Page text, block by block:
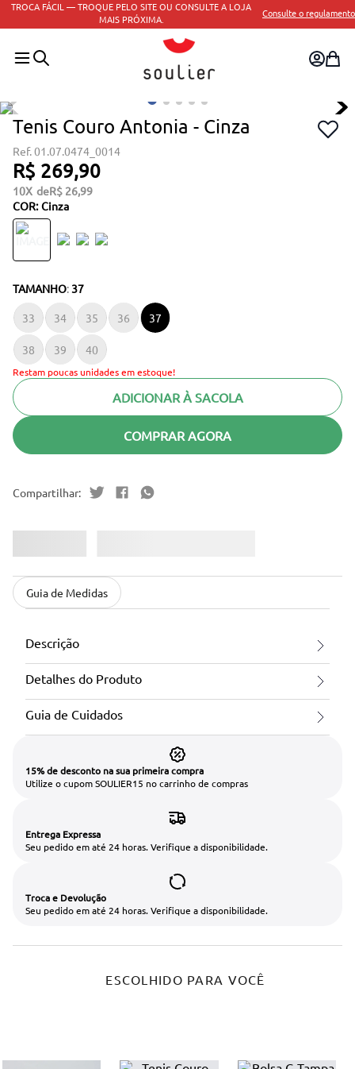
TROCA FÁCIL — TROQUE PELO SITE OU CONSULTE A LOJA
MAIS PRÓXIMA.
Consulte o regulamento
Tenis Couro Antonia - Cinza
01.07.0474_0014
R$ 269,90
10 R$ 26,99
COR: Cinza
TAMANHO: 37
33 34 35 36 37
38 39 40
Restam poucas unidades em estoque!
ADICIONAR À SACOLA
COMPRAR AGORA
Guia de Medidas
Descrição
Detalhes do Produto
Guia de Cuidados
15% de desconto na sua primeira compra
Utilize o cupom SOULIER15 no carrinho de compras
Entrega Expressa
Seu pedido em até 24 horas. Verifique a disponibilidade.
Troca e Devolução
Seu pedido em até 24 horas. Verifique a disponibilidade.
ESCOLHIDO PARA VOCÊ